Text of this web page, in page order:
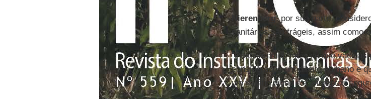
Nierenberg, por sua parte,
sanitários são frágeis, assim como
“Precisaremos mais do que
considerados um direito humano e
um salário digno e a alimentos